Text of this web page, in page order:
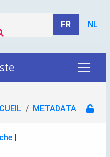
FR NL
METADATA
|